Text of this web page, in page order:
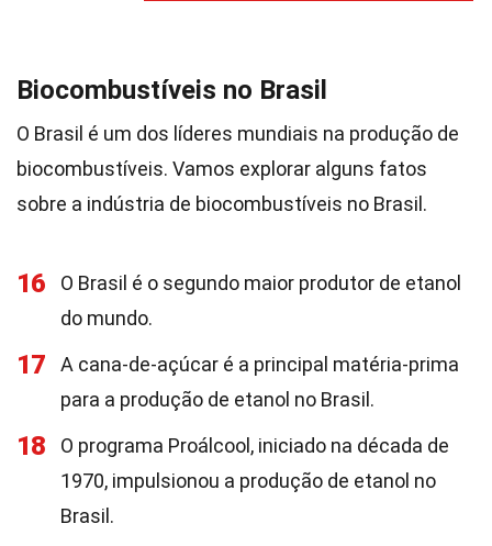
Biocombustíveis no Brasil
O Brasil é um dos líderes mundiais na produção de
biocombustíveis. Vamos explorar alguns fatos
sobre a indústria de biocombustíveis no Brasil.
16
O Brasil é o segundo maior produtor de etanol
do mundo.
17
A cana-de-açúcar é a principal matéria-prima
para a produção de etanol no Brasil.
18
O programa Proálcool, iniciado na década de
1970, impulsionou a produção de etanol no
Brasil.